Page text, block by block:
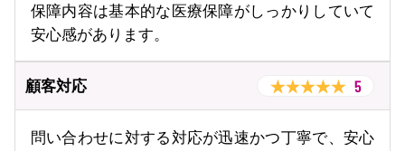
保障内容は基本的な医療保障がしっかりしていて
安心感があります。
顧客対応 5
問い合わせに対する対応が迅速かつ丁寧で、安心